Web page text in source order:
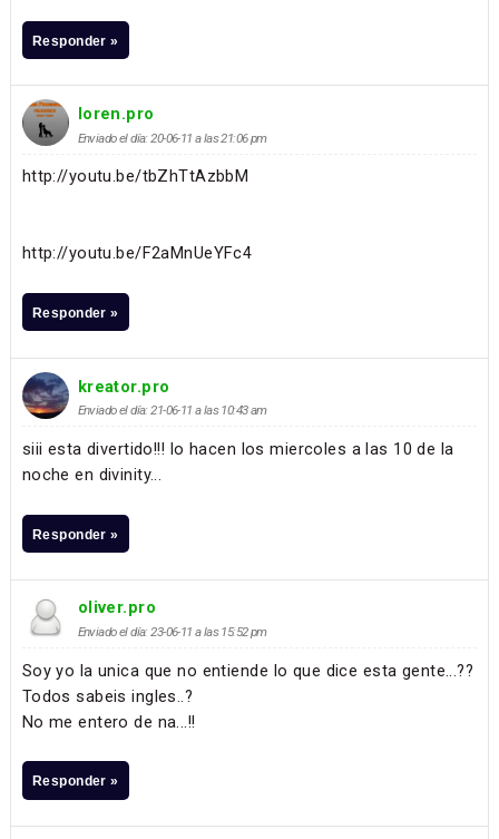
Responder »
loren.pro
Enviado el día: 20-06-11 a las 21:06 pm
http://youtu.be/tbZhTtAzbbM
http://youtu.be/F2aMnUeYFc4
Responder »
kreator.pro
Enviado el día: 21-06-11 a las 10:43 am
siii esta divertido!!! lo hacen los miercoles a las 10 de la
noche en divinity...
Responder »
oliver.pro
Enviado el día: 23-06-11 a las 15:52 pm
Soy yo la unica que no entiende lo que dice esta gente...??
Todos sabeis ingles..?
No me entero de na...!!
Responder »